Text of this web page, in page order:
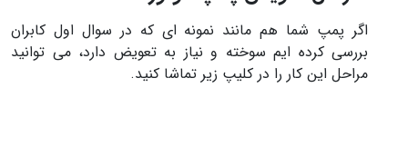
اگر پمپ شما هم مانند نمونه ای که در سوال اول کابران
بررسی کرده ایم سوخته و نیاز به تعویض دارد، می توانید
مراحل این کار را در کلیپ زیر تماشا کنید.